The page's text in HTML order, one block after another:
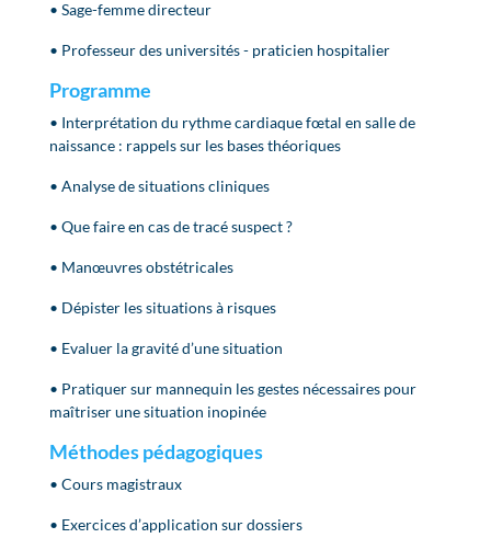
• Sage-femme directeur
• Professeur des universités - praticien hospitalier
Programme
• Interprétation du rythme cardiaque fœtal en salle de
naissance : rappels sur les bases théoriques
• Analyse de situations cliniques
• Que faire en cas de tracé suspect ?
• Manœuvres obstétricales
• Dépister les situations à risques
• Evaluer la gravité d’une situation
• Pratiquer sur mannequin les gestes nécessaires pour
maîtriser une situation inopinée
Méthodes pédagogiques
• Cours magistraux
• Exercices d’application sur dossiers